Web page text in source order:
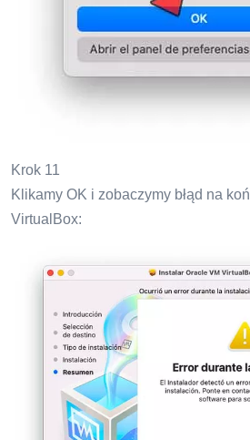
Krok 11
Klikamy OK i zobaczymy błąd na
VirtualBox: